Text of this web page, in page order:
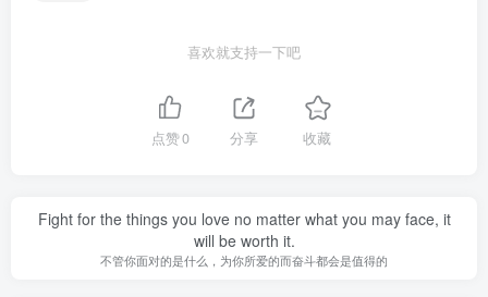
喜欢就支持一下吧
点赞0 分享 收藏
Fight for the things you love no matter what you may face, it
will be worth it.
不管你面对的是什么，为你所爱的而奋斗都会是值得的